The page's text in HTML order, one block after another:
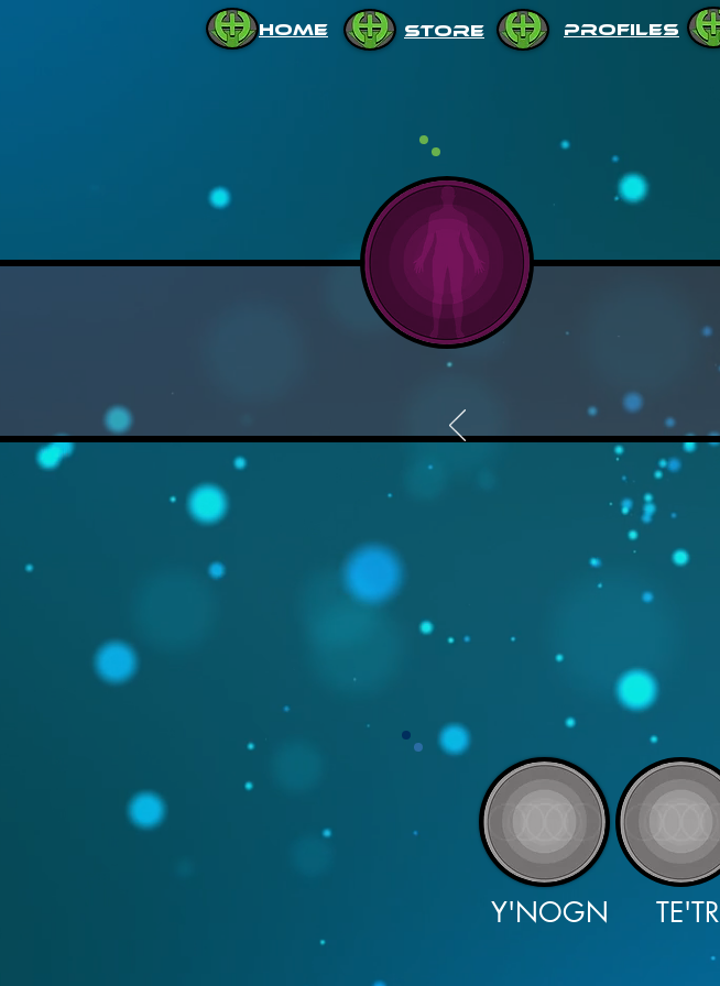
PROFILES
STORE
HOME
Y'NOGN TE'TR